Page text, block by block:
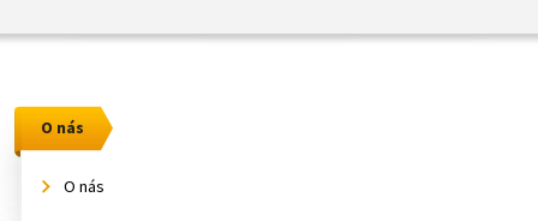
O nás
O nás